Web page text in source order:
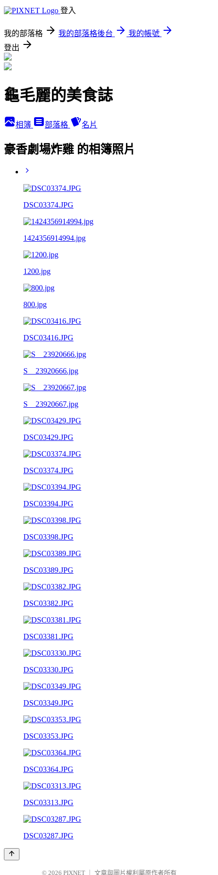
登入
我的部落格 我的部落格後台
我的帳號
登出
龜毛麗的美食誌
相簿 部落格 名片
豪香劇場炸雞 的相簿照片
DSC03374.JPG
1424356914994.jpg
1200.jpg
800.jpg
DSC03416.JPG
S__23920666.jpg
S__23920667.jpg
DSC03429.JPG
DSC03374.JPG
DSC03394.JPG
DSC03398.JPG
DSC03389.JPG
DSC03382.JPG
DSC03381.JPG
DSC03330.JPG
DSC03349.JPG
DSC03353.JPG
DSC03364.JPG
DSC03313.JPG
DSC03287.JPG
© 2026 PIXNET 文章與圖片權利屬原作者所有